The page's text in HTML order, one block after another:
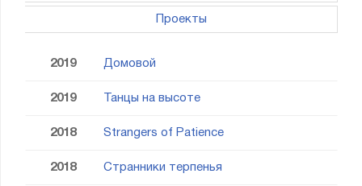
Проекты
2019 Домовой
2019 Танцы на высоте
2018 Strangers of Patience
2018 Странники терпенья